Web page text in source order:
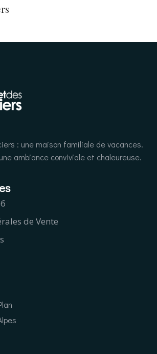
: une maison familiale de vacances.
ambiance conviviale et chaleureuse.
de Vente